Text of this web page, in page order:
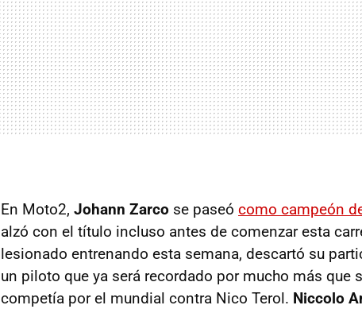
En Moto2, Johann Zarco se paseó como campeón
alzó con el título incluso antes de comenzar esta
lesionado entrenando esta semana, descartó su
un piloto que ya será recordado por mucho más que
competía por el mundial contra Nico Terol. Niccolo